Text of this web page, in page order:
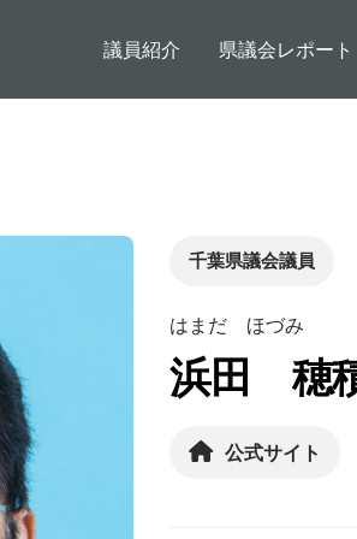
メインナビゲ
議員紹介 県議会レポート
千葉県議会議員
はまだ ほづみ
浜田 穂
公式サイト